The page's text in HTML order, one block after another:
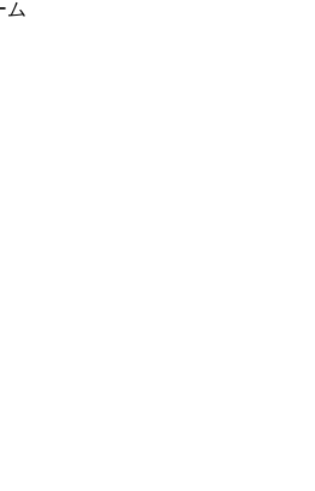
ム